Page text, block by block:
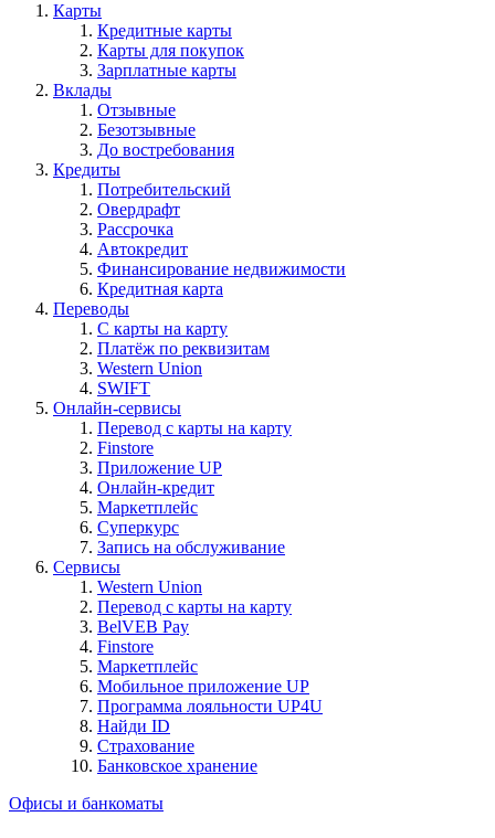
Карты
Кредитные карты
Карты для покупок
Зарплатные карты
Вклады
Отзывные
Безотзывные
До востребования
Кредиты
Потребительский
Овердрафт
Рассрочка
Автокредит
Финансирование недвижимости
Кредитная карта
Переводы
С карты на карту
Платёж по реквизитам
Western Union
SWIFT
Онлайн-сервисы
Перевод с карты на карту
Finstore
Приложение UP
Онлайн-кредит
Маркетплейс
Суперкурс
Запись на обслуживание
Сервисы
Western Union
Перевод с карты на карту
BelVEB Pay
Finstore
Маркетплейс
Мобильное приложение UP
Программа лояльности UP4U
Найди ID
Страхование
Банковское хранение
Офисы и банкоматы